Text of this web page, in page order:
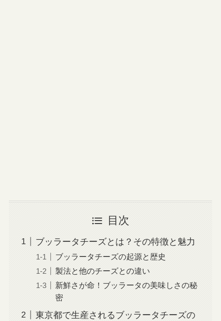
目次
ブッラータチーズとは？その特徴と魅力
ブッラータチーズの起源と歴史
製法と他のチーズとの違い
新鮮さが命！ブッラータの美味しさの秘
密
東京都で生産されるブッラータチーズの